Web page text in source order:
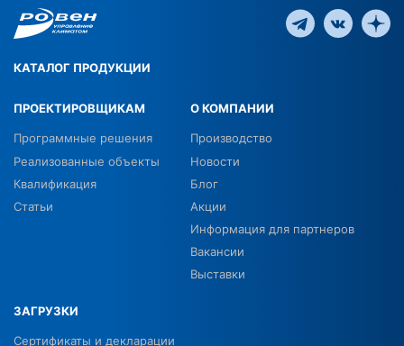
КАТАЛОГ ПРОДУКЦИИ
ПРОЕКТИРОВЩИКАМ
Программные решения
Реализованные объекты
Квалификация
Статьи
О КОМПАНИИ
Производство
Новости
Блог
Акции
Информация для партнеров
Вакансии
Выставки
ЗАГРУЗКИ
Сертификаты и декларации